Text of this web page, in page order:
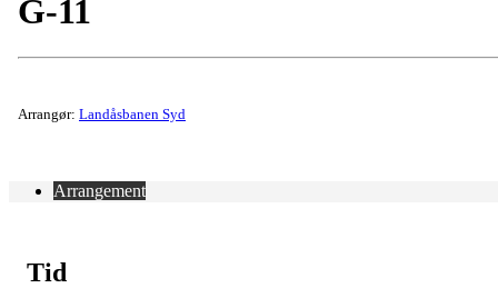
G-11
Arrangør: Landåsbanen Syd
Arrangement
Tid